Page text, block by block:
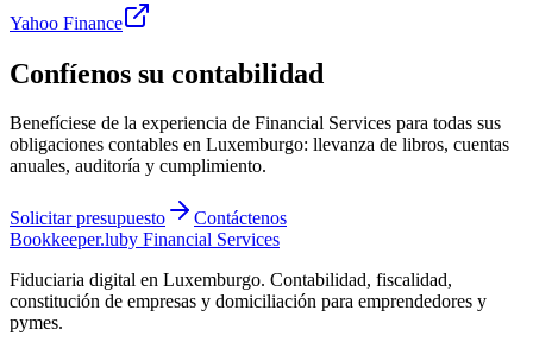
Yahoo Finance
Confíenos su contabilidad
Benefíciese de la experiencia de Financial Services para todas sus
obligaciones contables en Luxemburgo: llevanza de libros, cuentas
anuales, auditoría y cumplimiento.
Solicitar presupuesto
Contáctenos
Bookkeeper.luby Financial Services
Fiduciaria digital en Luxemburgo. Contabilidad, fiscalidad,
constitución de empresas y domiciliación para emprendedores y
pymes.